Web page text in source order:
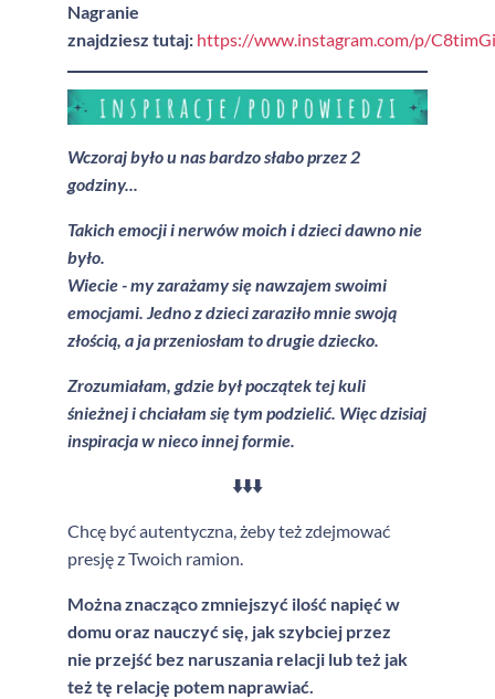
Nagranie
znajdziesz tutaj: https://www.instagram.com/p/
Wczoraj było u nas bardzo słabo przez 2
godziny...
Takich emocji i nerwów moich i dzieci dawno nie
było.
Wiecie - my zarażamy się nawzajem swoimi
emocjami. Jedno z dzieci zaraziło mnie swoją
złością, a ja przeniosłam to drugie dziecko.
Zrozumiałam, gdzie był początek tej kuli
śnieżnej i chciałam się tym podzielić. Więc dzisiaj
inspiracja w nieco innej formie.
⬇️⬇️⬇️
Chcę być autentyczna, żeby też zdejmować
presję z Twoich ramion.
Można znacząco zmniejszyć ilość napięć w
domu oraz nauczyć się, jak szybciej przez
nie przejść bez naruszania relacji lub też jak
też tę relację potem naprawiać.